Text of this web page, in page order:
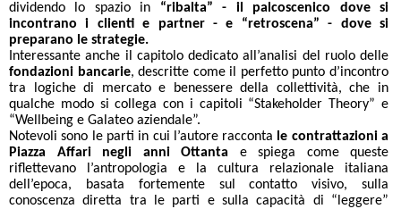
dividendo lo spazio in “ribalta” - il palcoscenico dove si
incontrano i clienti e partner - e “retroscena” - dove si
preparano le strategie.
Interessante anche il capitolo dedicato all’analisi del ruolo delle
fondazioni bancarie, descritte come il perfetto punto d’incontro
tra logiche di mercato e benessere della collettività, che in
qualche modo si collega con i capitoli “Stakeholder Theory” e
“Wellbeing e Galateo aziendale”.
Notevoli sono le parti in cui l’autore racconta le contrattazioni a
Piazza Affari negli anni Ottanta e spiega come queste
riflettevano l’antropologia e la cultura relazionale italiana
dell’epoca, basata fortemente sul contatto visivo, sulla
conoscenza diretta tra le parti e sulla capacità di “leggere”